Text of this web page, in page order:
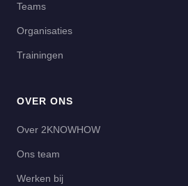
Teams
Organisaties
Trainingen
OVER ONS
Over 2KNOWHOW
Ons team
Werken bij